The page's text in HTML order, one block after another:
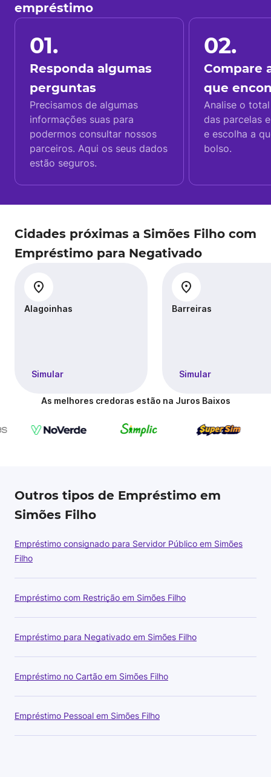
empréstimo
01.
Responda algumas
perguntas
Precisamos de algumas
informações suas para
podermos consultar nossos
parceiros. Aqui os seus dados
estão seguros.
02.
Compare
que
Analise o
das parcelas
e escolha a
bolso.
Cidades próximas a Simões Filho com
Empréstimo para Negativado
Alagoinhas
Simular
Barreiras
Simular
As melhores credoras estão na Juros Baixos
Outros tipos de Empréstimo em
Simões Filho
Empréstimo consignado para Servidor Público em Simões
Filho
Empréstimo com Restrição em Simões Filho
Empréstimo para Negativado em Simões Filho
Empréstimo no Cartão em Simões Filho
Empréstimo Pessoal em Simões Filho